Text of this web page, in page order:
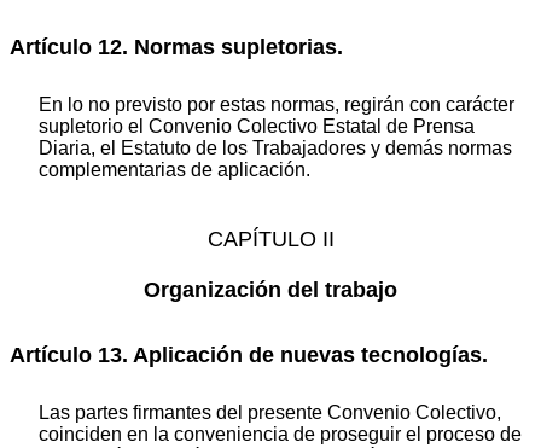
Artículo 12. Normas supletorias.
En lo no previsto por estas normas, regirán con carácter
supletorio el Convenio Colectivo Estatal de Prensa
Diaria, el Estatuto de los Trabajadores y demás normas
complementarias de aplicación.
CAPÍTULO II
Organización del trabajo
Artículo 13. Aplicación de nuevas tecnologías.
Las partes firmantes del presente Convenio Colectivo,
coinciden en la conveniencia de proseguir el proceso de